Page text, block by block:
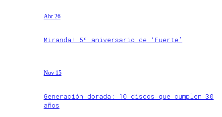
Abr 26
Miranda! 5º aniversario de ‘Fuerte’
Nov 15
Generación dorada: 10 discos que cumplen 30
años